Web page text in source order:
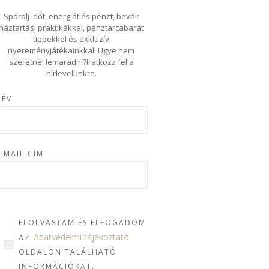
Spórolj időt, energiát és pénzt, bevált
praktikákkal, pénztárcabarát
tippekkel és exkluzív
nyereményjátékainkkal! Ugye nem
szeretnél lemaradni?Iratkozz fel a
hírlevelünkre.
MAIL CÍM
ELOLVASTAM ÉS ELFOGADOM
AZ Adatvédelmi tájékoztató
OLDALON TALÁLHATÓ
INFORMÁCIÓKAT.